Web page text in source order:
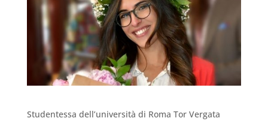
Studentessa dell’università di Roma Tor Vergata